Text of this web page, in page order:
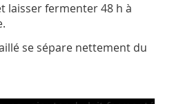
laisser fermenter 48 h à
se sépare nettement du